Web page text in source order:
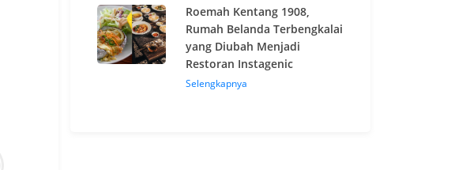
Roemah Kentang 1908,
Rumah Belanda Terbengkalai
yang Diubah Menjadi
Restoran Instagenic
Selengkapnya